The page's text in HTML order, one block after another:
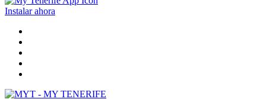
Instalar ahora